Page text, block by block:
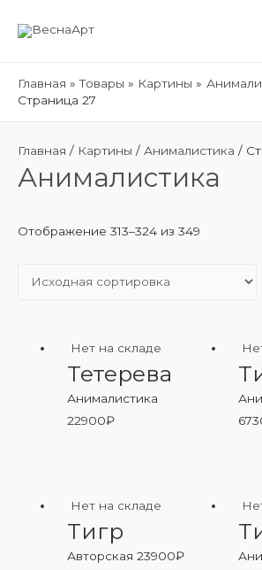
Главная Товары Картины
Страница 27
Главная / Картины / Анималистика /
Анималистика
Отображение 313–324 из 349
Нет на складе
Тетерева
Анималистика
22900₽
Нет на складе
Тигр
Авторская23900₽